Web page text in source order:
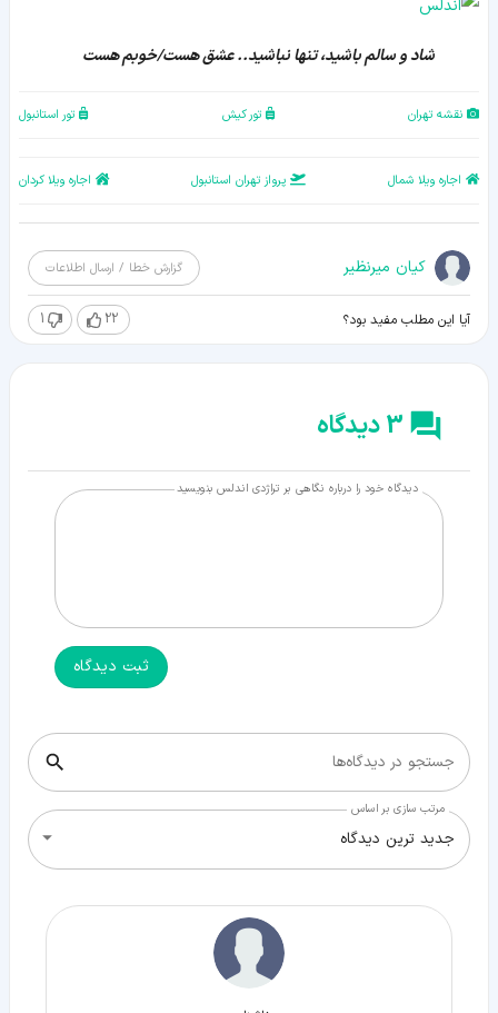
شاد و سالم باشید، تنها نباشید..عشقهست/خوبم هست
نقشه تهران تور کیش تور استانبول
اجاره ویلا شمال پرواز تهران استانبول اجاره ویلا کردان
کیان میرنظیر گزارش خطا / ارسال اطلاعات
آیا این مطلب مفید بود؟ 22
1
3 دیدگاه
دیدگاه خود را درباره نگاهی بر تراژدی اندلس بنویسید
ثبت دیدگاه
جستجو در دیدگاه‌ها
مرتب سازی بر اساس
جدید ترین دیدگاه